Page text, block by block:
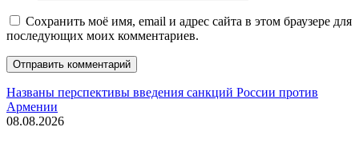
Сохранить моё имя, email и адрес сайта в этом браузере для
последующих моих комментариев.
Названы перспективы введения санкций России против
Армении
08.08.2026